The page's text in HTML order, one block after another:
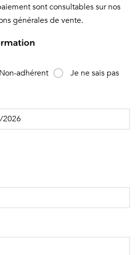
sont consultables sur nos
générales de vente.
Non-adhérent Je ne sais pas